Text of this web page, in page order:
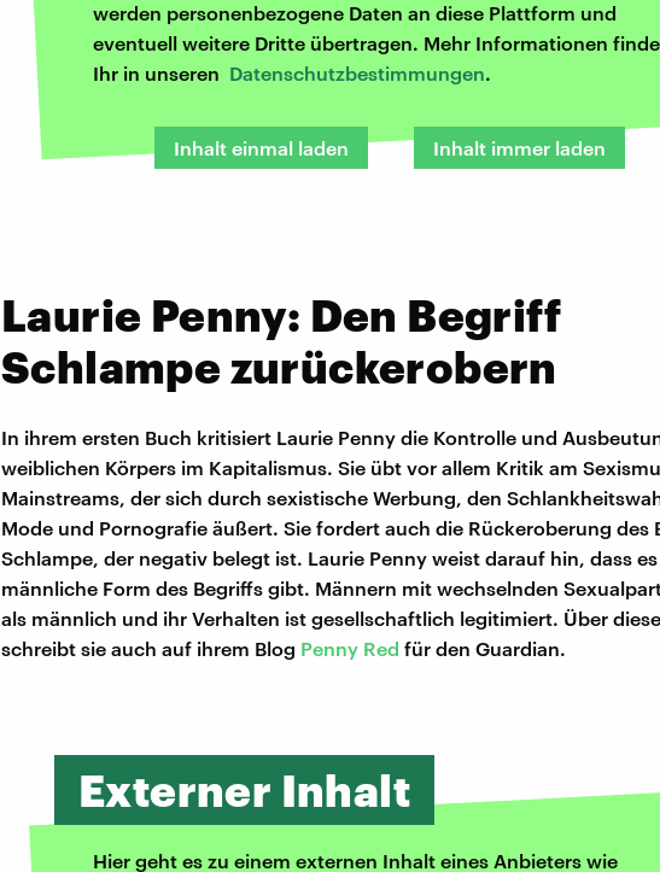
werden personenbezogene Daten an diese Plattform und
eventuell weitere Dritte übertragen. Mehr Informationen
Ihr in unseren Datenschutzbestimmungen.
Inhalt einmal laden Inhalt immer laden
Laurie Penny: Den Begriff
Schlampe zurückerobern
In ihrem ersten Buch kritisiert Laurie Penny die Kontrolle und
weiblichen Körpers im Kapitalismus. Sie übt vor allem Kritik am
Mainstreams, der sich durch sexistische Werbung, den
Mode und Pornografie äußert. Sie fordert auch die Rückeroberung des
Schlampe, der negativ belegt ist. Laurie Penny weist darauf hin, dass
männliche Form des Begriffs gibt. Männern mit wechselnden
als männlich und ihr Verhalten ist gesellschaftlich legitimiert. Über
schreibt sie auch auf ihrem Blog Penny Red für den Guardian.
Externer Inhalt
Hier geht es zu einem externen Inhalt eines Anbieters wie